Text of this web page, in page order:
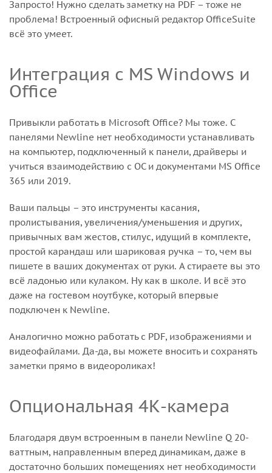
Запросто! Нужно сделать заметку на PDF – тоже не
проблема! Встроенный офисный редактор OfficeSuite
всё это умеет.
Интеграция с MS Windows и
Office
Привыкли работать в Microsoft Office? Мы тоже. С
панелями Newline нет необходимости устанавливать
на компьютер, подключенный к панели, драйверы и
учиться взаимодействию с ОС и документами MS Office
365 или 2019.
Ваши пальцы – это инструменты касания,
пролистывания, увеличения/уменьшения и других,
привычных вам жестов, стилус, идущий в комплекте,
простой карандаш или шариковая ручка – то, чем вы
пишете в ваших документах от руки. А стираете вы это
всё ладонью или кулаком. Ну как в школе. И всё это
даже на гостевом ноутбуке, который впервые
подключен к Newline.
Аналогично можно работать с PDF, изображениями и
видеофайлами. Да-да, вы можете вносить и сохранять
заметки прямо в видеороликах!
Опциональная 4К-камера
Благодаря двум встроенным в панели Newline Q 20-
ваттным, направленным вперед динамикам, даже в
достаточно больших помещениях нет необходимости